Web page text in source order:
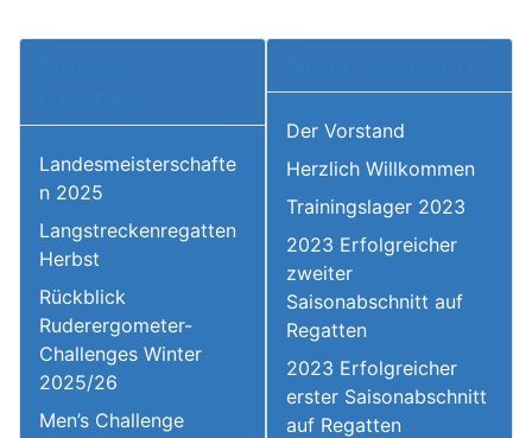
Landesmeisterschafte
n 2025
Langstreckenregatten
Herbst
Rückblick
Ruderergometer-
Challenges Winter
2025/26
Men’s Challenge
Der Vorstand
Herzlich Willkommen
Trainingslager 2023
2023 Erfolgreicher
zweiter
Saisonabschnitt auf
Regatten
2023 Erfolgreicher
erster Saisonabschnitt
auf Regatten